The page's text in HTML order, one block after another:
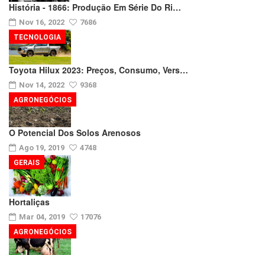
História - 1866: Produção Em Série Do Ri…
Nov 16, 2022 7686
Toyota Hilux 2023: Preços, Consumo, Vers…
Nov 14, 2022 9368
TECNOLOGIA
O Potencial Dos Solos Arenosos
Ago 19, 2019 4748
AGRONEGÓCIOS
Hortaliças
Mar 04, 2019 17076
GERAIS
AGRONEGÓCIOS